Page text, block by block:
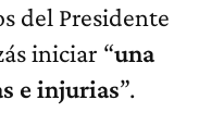
del Presidente
iniciar “una
e injurias”.